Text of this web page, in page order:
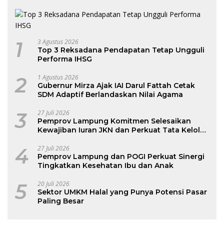
1 3 Agustus 2026
Top 3 Reksadana Pendapatan Tetap Ungguli
Performa IHSG
2 1 Agustus 2026
Gubernur Mirza Ajak IAI Darul Fattah Cetak
SDM Adaptif Berlandaskan Nilai Agama
3 27 Juli 2026
Pemprov Lampung Komitmen Selesaikan
Kewajiban Iuran JKN dan Perkuat Tata Kelola
4 27 Juli 2026
Pemprov Lampung dan POGI Perkuat Sinergi
Tingkatkan Kesehatan Ibu dan Anak
5 20 Juli 2026
Sektor UMKM Halal yang Punya Potensi Pasar
Paling Besar